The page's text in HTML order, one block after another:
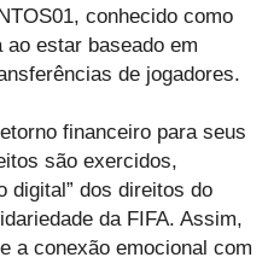
conhecido como
ao estar baseado em
de jogadores.
financeiro para seus
são exercidos,
digital” dos direitos do
da FIFA. Assim,
a conexão emocional com